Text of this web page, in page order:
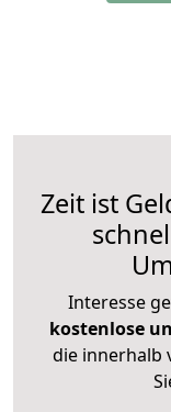
Zeit ist
Interesse
kostenlose
die innerhalb